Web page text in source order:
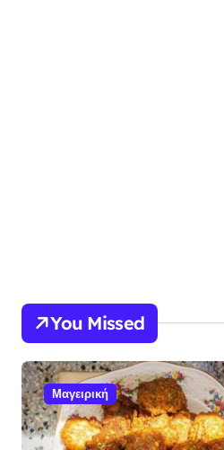
You Missed
Μαγειρική